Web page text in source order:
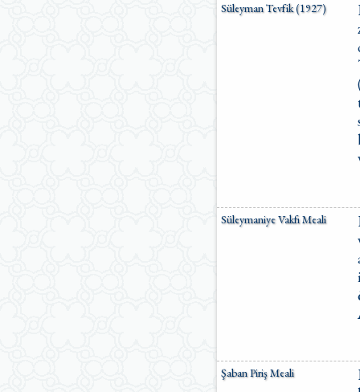
Süleyman Tevfik (1927)
Süleymaniye Vakfı Meali
Şaban Piriş Meali